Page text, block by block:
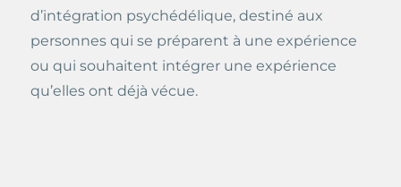
d’intégration psychédélique, destiné aux
personnes qui se préparent à une expérience
ou qui souhaitent intégrer une expérience
qu’elles ont déjà vécue.